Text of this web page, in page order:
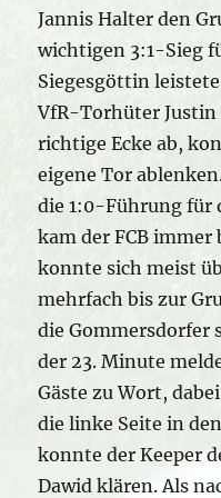
Jannis Halter den
wichtigen 3:1-Sieg
Siegesgöttin
VfR-Torhüter Justin
richtige Ecke ab,
eigene Tor
die 1:0-Führung für
kam der FCB immer
konnte sich meist
mehrfach bis zur
die Gommersdorfer
der 23. Minute
Gäste zu Wort,
die linke Seite in
konnte der Keeper
Dawid klären. Als